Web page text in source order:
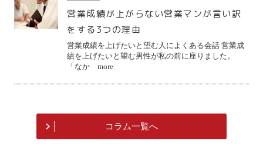
営業成績が上がらない営業マンが言い訳
をする3つの理由
営業成績を上げたいと望む人によくある会話 営業成
績を上げたいと望む男性が私の前に座りました。
「なか more
コラム一覧へ